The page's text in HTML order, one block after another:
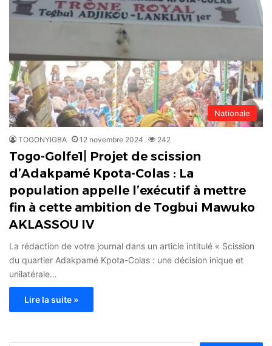
Nationale
TOGONYIGBA 12 novembre 2024 242
Togo-Golfe1| Projet de scission
d’Adakpamé Kpota-Colas : La
population appelle l’exécutif à mettre
fin à cette ambition de Togbui Mawuko
AKLASSOU IV
La rédaction de votre journal dans un article intitulé « Scission
du quartier Adakpamé Kpota-Colas : une décision inique et
unilatérale…
Lire la suite »